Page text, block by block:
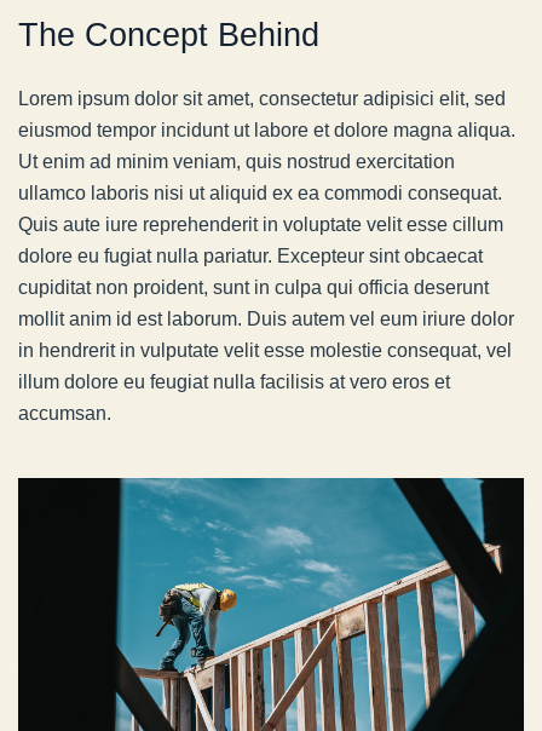
The Concept Behind
Lorem ipsum dolor sit amet, consectetur adipisici elit, sed
eiusmod tempor incidunt ut labore et dolore magna aliqua.
Ut enim ad minim veniam, quis nostrud exercitation
ullamco laboris nisi ut aliquid ex ea commodi consequat.
Quis aute iure reprehenderit in voluptate velit esse cillum
dolore eu fugiat nulla pariatur. Excepteur sint obcaecat
cupiditat non proident, sunt in culpa qui officia deserunt
mollit anim id est laborum. Duis autem vel eum iriure dolor
in hendrerit in vulputate velit esse molestie consequat, vel
illum dolore eu feugiat nulla facilisis at vero eros et
accumsan.